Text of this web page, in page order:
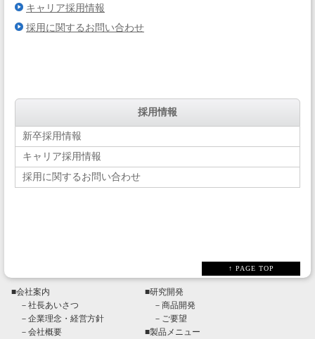
キャリア採用情報
採用に関するお問い合わせ
採用情報
新卒採用情報
キャリア採用情報
採用に関するお問い合わせ
↑ PAGE TOP
■会社案内
－ 社長あいさつ
－ 企業理念・経営方針
－ 会社概要
■研究開発
－ 商品開発
－ ご要望
■製品メニュー